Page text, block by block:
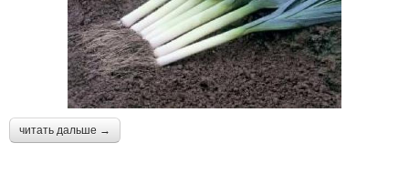
читать дальше →